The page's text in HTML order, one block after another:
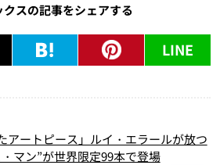
クスの記事をシェアする
LINE
アートピース」ルイ・エラールが放つ
マン”が世界限定99本で登場